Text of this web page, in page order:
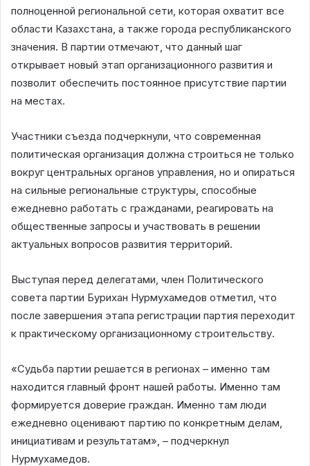
полноценной региональной сети, которая охватит все
области Казахстана, а также города республиканского
значения. В партии отмечают, что данный шаг
открывает новый этап организационного развития и
позволит обеспечить постоянное присутствие партии
на местах.
Участники съезда подчеркнули, что современная
политическая организация должна строиться не только
вокруг центральных органов управления, но и опираться
на сильные региональные структуры, способные
ежедневно работать с гражданами, реагировать на
общественные запросы и участвовать в решении
актуальных вопросов развития территорий.
Выступая перед делегатами, член Политического
совета партии Бурихан Нурмухамедов отметил, что
после завершения этапа регистрации партия переходит
к практическому организационному строительству.
«Судьба партии решается в регионах – именно там
находится главный фронт нашей работы. Именно там
формируется доверие граждан. Именно там люди
ежедневно оценивают партию по конкретным делам,
инициативам и результатам», – подчеркнул
Нурмухамедов.